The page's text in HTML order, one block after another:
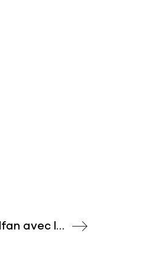
Découvrez la collaboration de Michael Calfan avec la superstar roumaine INNA